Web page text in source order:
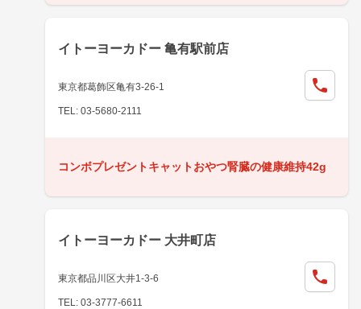
イトーヨーカドー 亀有駅前店
東京都葛飾区亀有3-26-1
TEL: 03-5680-2111
コンボプレゼントキャットおやつ腎臓の健康維持42g
イトーヨーカドー 大井町店
東京都品川区大井1-3-6
TEL: 03-3777-6611